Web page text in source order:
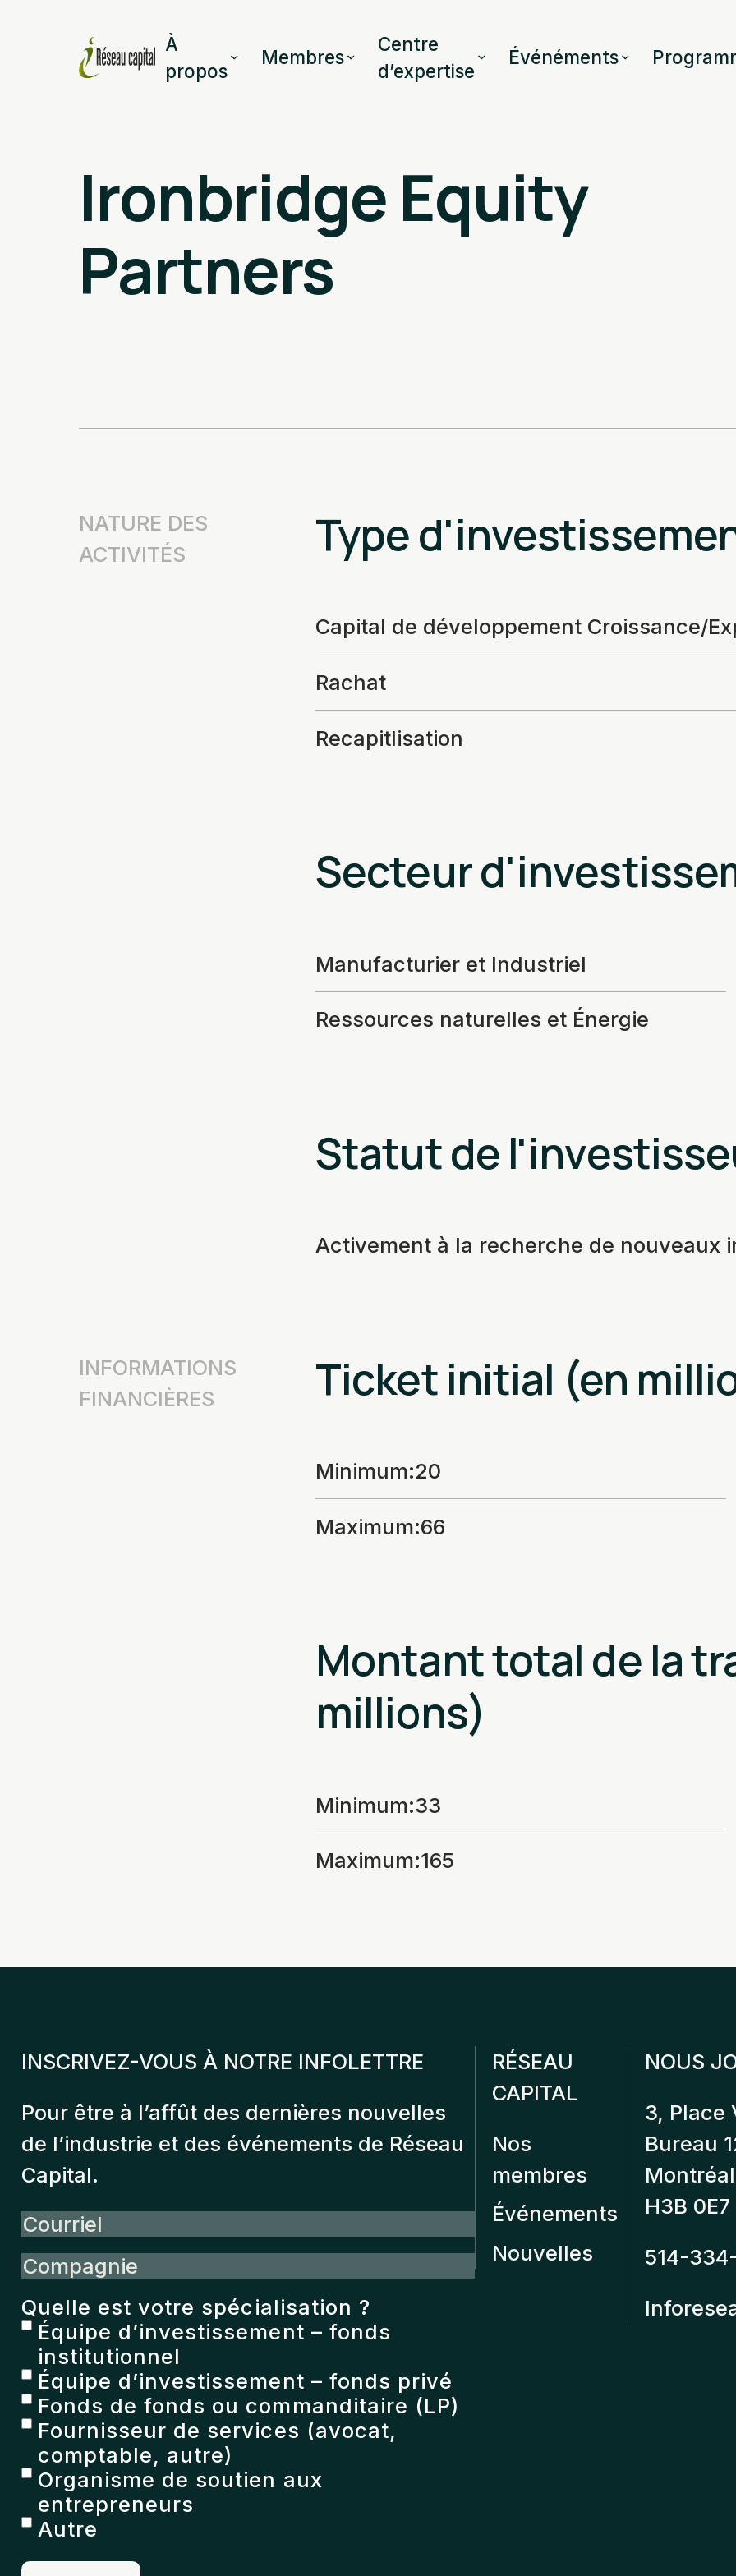
À
propos
Membres
Centre
d’expertise
Événéments
Ironbridge Equity
Partners
NATURE DES
ACTIVITÉS
Type
Capital de développement Croissance/
Rachat
Recapitlisation
Secteur
Manufacturier et Industriel
Ressources naturelles et Énergie
Statut de
Activement à la recherche de nouveaux
INFORMATIONS
FINANCIÈRES
Ticket initial (en
Minimum:20
Maximum:66
Montant total de la
millions)
Minimum:33
Maximum:165
INSCRIVEZ-VOUS À NOTRE INFOLETTRE
Pour être à l’affût des dernières nouvelles
de l’industrie et des événements de Réseau
Capital.
Courriel
Compagnie
Quelle est votre spécialisation ?
Équipe d’investissement – fonds
institutionnel
Équipe d’investissement – fonds privé
Fonds de fonds ou commanditaire (LP)
Fournisseur de services (avocat,
comptable, autre)
Organisme de soutien aux
entrepreneurs
Autre
RÉSEAU
CAPITAL
Nos
membres
Événements
Nouvelles
NOUS
3, Place
Bureau
H3B 0E7
514-